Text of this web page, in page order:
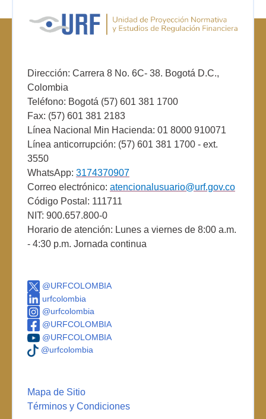
Dirección: Carrera 8 No. 6C- 38. Bogotá D.C.,
Colombia
Teléfono: Bogotá (57) 601 381 1700
Fax: (57) 601 381 2183
Línea Nacional Min Hacienda: 01 8000 910071
Línea anticorrupción: (57) 601 381 1700 - ext.
3550
WhatsApp: 3174370907
Correo electrónico: atencionalusuario@urf.gov.co
Código Postal: 111711
NIT: 900.657.800-0
Horario de atención: Lunes a viernes de 8:00 a.m.
- 4:30 p.m. Jornada continua
@URFCOLOMBIA
urfcolombia
@urfcolombia
@URFCOLOMBIA
@URFCOLOMBIA
@urfcolombia
Mapa de Sitio
Términos y Condiciones